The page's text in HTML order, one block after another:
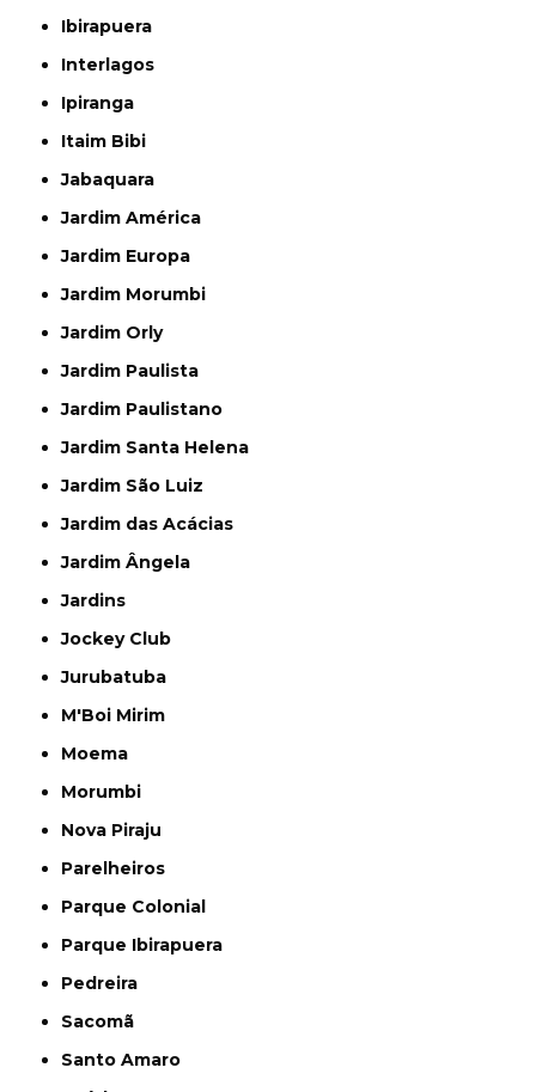
Ibirapuera
Interlagos
Ipiranga
Itaim Bibi
Jabaquara
Jardim América
Jardim Europa
Jardim Morumbi
Jardim Orly
Jardim Paulista
Jardim Paulistano
Jardim Santa Helena
Jardim São Luiz
Jardim das Acácias
Jardim Ângela
Jardins
Jockey Club
Jurubatuba
M'Boi Mirim
Moema
Morumbi
Nova Piraju
Parelheiros
Parque Colonial
Parque Ibirapuera
Pedreira
Sacomã
Santo Amaro